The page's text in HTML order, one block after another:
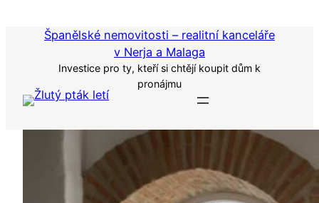
Španělské nemovitosti – realitní kanceláře
v Nerja a Malaga
Investice pro ty, kteří si chtějí koupit dům k
pronájmu